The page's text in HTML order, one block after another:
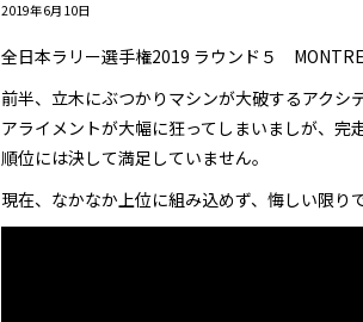
2019年6月10日
全日本ラリー選手権2019 ラウンド５
前半、立木にぶつかりマシンが大破するアクシ
アライメントが大幅に狂ってしまいましが、完
順位には決して満足していません。
現在、なかなか上位に組み込めず、悔しい限りで